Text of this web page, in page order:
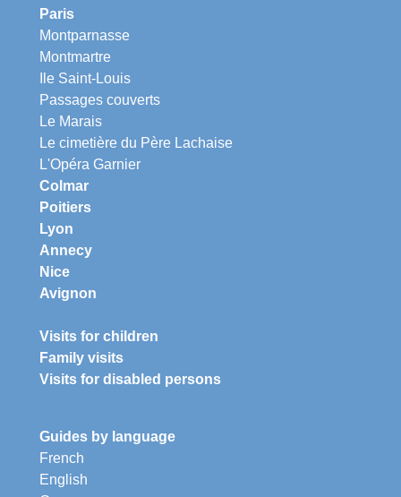
Paris
Montparnasse
Montmartre
Ile Saint-Louis
Passages couverts
Le Marais
Le cimetière du Père Lachaise
L'Opéra Garnier
Colmar
Poitiers
Lyon
Annecy
Nice
Avignon
Visits for children
Family visits
Visits for disabled persons
Guides by language
French
English